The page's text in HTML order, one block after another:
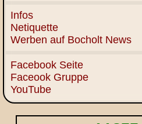
Infos
Netiquette
Werben auf Bocholt News
Facebook Seite
Faceook Gruppe
YouTube